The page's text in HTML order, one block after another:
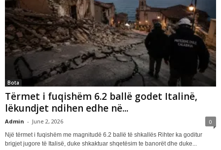
Bota
Tërmet i fuqishëm 6.2 ballë godet Italinë,
lëkundjet ndihen edhe në...
Admin - June 2, 2026 0
Një tërmet i fuqishëm me magnitudë 6.2 ballë të shkallës Rihter ka goditur
brigjet jugore të Italisë, duke shkaktuar shqetësim te banorët dhe duke...